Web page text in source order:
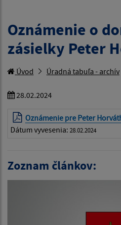
Oznámenie o
zásielky Peter
Úvod Úradná tabuľa - archív
28.02.2024
Oznámenie pre Peter
Dátum vyvesenia: 28.02.2024
Zoznam článkov: